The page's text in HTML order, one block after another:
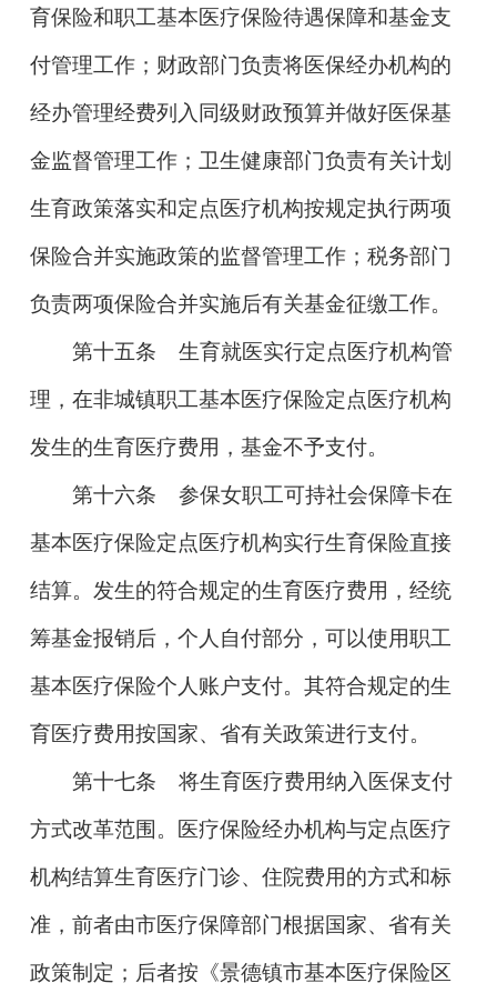
育保险和职工基本医疗保险待遇保障和基金支
付管理工作；财政部门负责将医保经办机构的
经办管理经费列入同级财政预算并做好医保基
金监督管理工作；卫生健康部门负责有关计划
生育政策落实和定点医疗机构按规定执行两项
保险合并实施政策的监督管理工作；税务部门
负责两项保险合并实施后有关基金征缴工作。
第十五条 生育就医实行定点医疗机构管
理，在非城镇职工基本医疗保险定点医疗机构
发生的生育医疗费用，基金不予支付。
第十六条 参保女职工可持社会保障卡在
基本医疗保险定点医疗机构实行生育保险直接
结算。发生的符合规定的生育医疗费用，经统
筹基金报销后，个人自付部分，可以使用职工
基本医疗保险个人账户支付。其符合规定的生
育医疗费用按国家、省有关政策进行支付。
第十七条 将生育医疗费用纳入医保支付
方式改革范围。医疗保险经办机构与定点医疗
机构结算生育医疗门诊、住院费用的方式和标
准，前者由市医疗保障部门根据国家、省有关
政策制定；后者按《景德镇市基本医疗保险区